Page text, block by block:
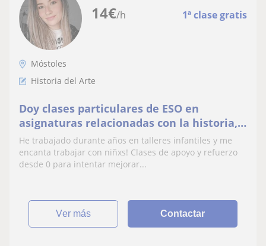
14€/h 1ª clase gratis
Móstoles
Historia del Arte
Doy clases particulares de ESO en
asignaturas relacionadas con la historia,
geografía, biología el arte y el dibujo.
Móstoles, Fuenlabrada o Alcorcón
He trabajado durante años en talleres infantiles y me
encanta trabajar con niñxs! Clases de apoyo y refuerzo
desde 0 para intentar mejorar...
ver más Contactar